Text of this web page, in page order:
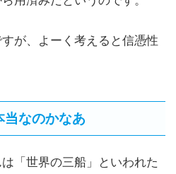
が、よーく考えると信憑性
当なのかなあ
「世界の三船」といわれた